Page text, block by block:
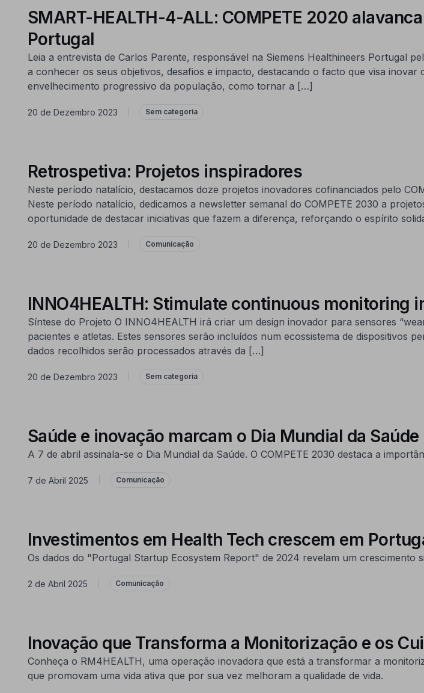
SMART-HEALTH-4-ALL: COMPETE 2020
Portugal
Leia a entrevista de Carlos Parente, responsável na Siemens Healthineers Portugal
a conhecer os seus objetivos, desafios e impacto, destacando o facto que visa
envelhecimento progressivo da população, como tornar a […]
20 de Dezembro 2023 Sem categoria
Retrospetiva: Projetos inspiradores
Neste período natalício, destacamos doze projetos inovadores cofinanciados pelo
Neste período natalício, dedicamos a newsletter semanal do COMPETE 2030 a
oportunidade de destacar iniciativas que fazem a diferença, reforçando o espírito
20 de Dezembro 2023 Comunicação
INNO4HEALTH: Stimulate continuous monitoring
Síntese do Projeto O INNO4HEALTH irá criar um design inovador para sensores
pacientes e atletas. Estes sensores serão incluídos num ecossistema de dispositivos
dados recolhidos serão processados através da […]
20 de Dezembro 2023 Sem categoria
Saúde e inovação marcam o Dia Mundial da
A 7 de abril assinala-se o Dia Mundial da Saúde. O COMPETE 2030 destaca a
7 de Abril 2025 Comunicação
Investimentos em Health Tech crescem em
Os dados do "Portugal Startup Ecosystem Report" de 2024 revelam um crescimento
2 de Abril 2025 Comunicação
Inovação que Transforma a Monitorização e os
Conheça o RM4HEALTH, uma operação inovadora que está a transformar a
que promovam uma vida ativa que por sua vez melhoram a qualidade de vida.